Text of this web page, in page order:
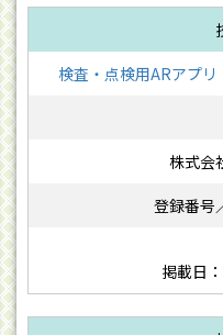
検査・点検用ARアプリ
株式会
掲載日